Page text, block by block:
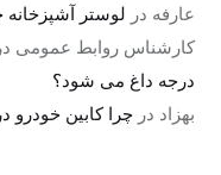
عارفه در لوستر آشپزخانه
کارشناس روابط عمومی
درجه داغ می شود؟
بهزاد درچرا کابین خودرو در تابستان